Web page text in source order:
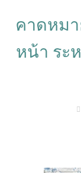
คาดหม
หน้า ระ